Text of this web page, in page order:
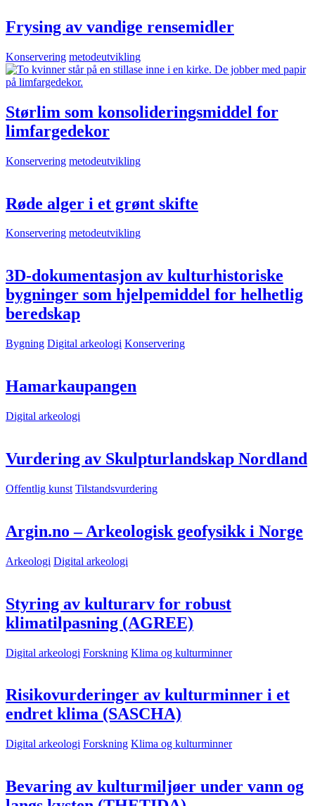
Frysing av vandige rensemidler
Konservering metodeutvikling
Størlim som konsolideringsmiddel for
limfargedekor
Konservering metodeutvikling
Røde alger i et grønt skifte
Konservering metodeutvikling
3D-dokumentasjon av kulturhistoriske
bygninger som hjelpemiddel for helhetlig
beredskap
Bygning Digital arkeologi Konservering
Hamarkaupangen
Digital arkeologi
Vurdering av Skulpturlandskap Nordland
Offentlig kunst Tilstandsvurdering
Argin.no – Arkeologisk geofysikk i Norge
Arkeologi Digital arkeologi
Styring av kulturarv for robust
klimatilpasning (AGREE)
Digital arkeologi Forskning Klima og kulturminner
Risikovurderinger av kulturminner i et
endret klima (SASCHA)
Digital arkeologi Forskning Klima og kulturminner
Bevaring av kulturmiljøer under vann og